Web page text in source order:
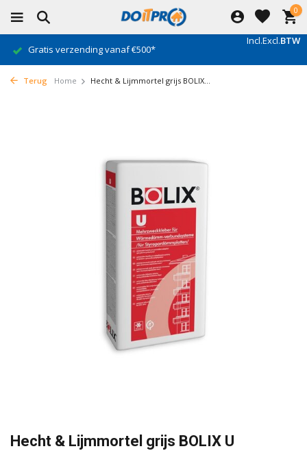
0
Incl.Excl.BTW
Gratis verzending vanaf €500*
Terug Home Hecht & Lijmmortel grijs BOLIX...
Hecht & Lijmmortel grijs BOLIX U